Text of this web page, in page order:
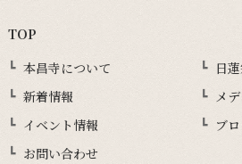
TOP
本昌寺について
日
新着情報
メ
イベント情報
ブ
お問い合わせ